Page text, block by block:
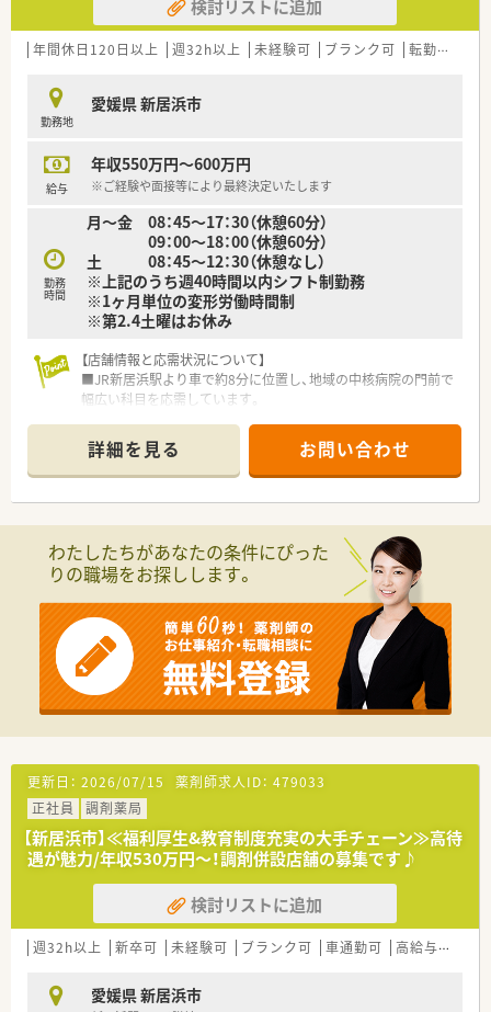
高齢者社会に求められる介護用品の販売、リース、グループの
建設会社と連携した介護用住宅の建設、
リフォーム、医薬品だけではなく、各方面から患者様をサポー
りの処方箋枚数が少なめに設定されていることから
■有給休暇平均消化日数10日（入社後3カ月経過後2日、半年経過
後10日付与）と休暇においてもライフワークバランスのとりやす
■2014年4月に支店制度に変更し、現場重視の「自由な発想で自
らサービスを生み出す姿勢」を重視。
■地域により差は御座いますが、病院前・クリニック前が6：4の
割合の店舗展開です。
■2019年 0402通知を受けより薬剤師業務を対人業務にシフ
トさせる為、調剤補助の研修所を兵庫県に設立。
ローアップしてくださる環境作りを進めています。
■現場薬剤師のステップアップはもちろん、多数のキャリアポジ
ションが御座います。
（例1）現場：薬剤師→副薬局長→薬局長（管理薬剤師）→エリア
マネージャー→支店長→本部長（経営幹部）
（例2）本社：薬剤師→副薬局長→本社薬事情報部、業務推進部、
キャリア支援室、管理本部などへの本社キャリア
（例3）現場業務＋リクルーター、OJT対応、新規開局プロジェク
ト、専門認定薬剤師などご興味や専門性を生かしたキャリア
■全国型・一定地域内・自宅からの通勤範囲、ライフプランに応じ
た職種選択が可能で、選択後の適宜変更も可能です。
〈こんな方にもおススメ〉
■ライフワークバランスを大切にしたい方
■経営面の心配なく安定した会社で長く働きたい方
など、お気軽にお問い合わせください！
検討リストに追加
年間休日120日以上 週32h以上 未経験可 ブランク可 転勤なし
勤務地
愛媛県 新居浜市
給与
年収550万円～600万円
※ご経験や面接等により最終決定いたします
勤務
時間
月～金 08：45～17：30（休憩60分）
09：00～18：00（休憩60分）
土 08：45～12：30（休憩なし）
※上記のうち週40時間以内シフト制勤務
※1ヶ月単位の変形労働時間制
※第2.4土曜はお休み
【店舗情報と応需状況について】
■JR新居浜駅より車で約8分に位置し、地域の中核病院の門前で
幅広い科目を応需しています。
たる診療科から受け付けています。
■薬剤師は常勤5名体制で運営されており、事務スタッフとも連
携して業務を行っています。
■今後の施設調剤や在宅支援業務への本格的な取り組み強化に
伴い、積極的な増員募集を行っています。
■30代までの若手層を歓迎しており、次世代のリーダー候補と
■新たな業務へのチャレンジ精神を持ち、地域医療への貢献に意
欲的な方を求めています。
【法人特徴について】
■愛媛県内で地域密着型の店舗展開を行っており、地域医療への
貢献を最重視している法人です。
■30代の取締役を中心に新しいシステム導入や業務改善に積極
■地元企業ならではの温かみと、充実した福利厚生や人事評価制
度を兼ね備えた安定企業です。
【求人情報について】
■正社員として雇用され、経験や能力に応じて年収600万円まで
の提示が可能となっています。
■薬剤師手当などの各種手当が充実しており、安定した収入を得
られる給与体系が整っています。
■昇給は年1回、賞与は年2回支給され、日々の頑張りがしっかり
と還元される環境です。
詳細を見る お問い合わせ
わたしたちがあなたの条件にぴった
りの職場をお探しします。
更新日： 2026/07/15 薬剤師求人ID： 479033
正社員
調剤薬局
【新居浜市】≪福利厚生&教育制度充実の大手チェーン≫高待
遇が魅力/年収530万円～！調剤併設店舗の募集です♪
検討リストに追加
週32h以上 新卒可 未経験可 ブランク可 車通勤可 高給与(600万円以上)
愛媛県 新居浜市